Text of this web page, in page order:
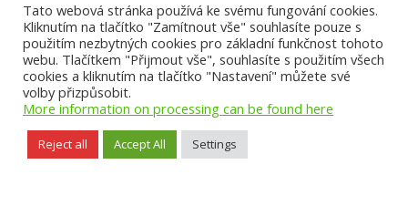
MOZACE
2025-2027, SFŽP
MOSKO
2025-2027, SFŽP
Tato webová stránka používá ke svému fungování cookies.
Kliknutím na tlačítko "Zamítnout vše" souhlasíte pouze s
použitím nezbytných cookies pro základní funkčnost tohoto
webu. Tlačítkem "Přijmout vše", souhlasíte s použitím všech
cookies a kliknutím na tlačítko "Nastavení" můžete své
volby přizpůsobit.
More information on processing can be found here
Reject all Accept All Settings